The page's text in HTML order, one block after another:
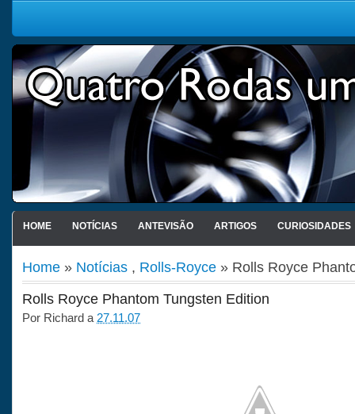
HOME NOTÍCIAS ANTEVISÃO ARTIGOS CURIOSIDADES
Home » Notícias , Rolls-Royce » Rolls Royce
Rolls Royce Phantom Tungsten Edition
Por Richard a 27.11.07